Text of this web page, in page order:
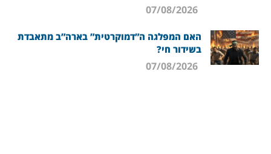
האם המפלגה ה”דמוקרטית” בארה”ב מתאבדת
בשידור חי?